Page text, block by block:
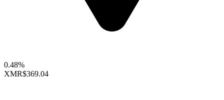
0.48%
XMR$369.04